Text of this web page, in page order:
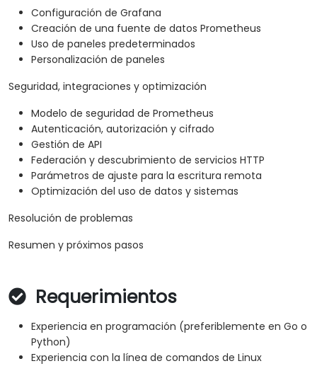
Configuración de Grafana
Creación de una fuente de datos Prometheus
Uso de paneles predeterminados
Personalización de paneles
Seguridad, integraciones y optimización
Modelo de seguridad de Prometheus
Autenticación, autorización y cifrado
Gestión de API
Federación y descubrimiento de servicios HTTP
Parámetros de ajuste para la escritura remota
Optimización del uso de datos y sistemas
Resolución de problemas
Resumen y próximos pasos
Requerimientos
Experiencia en programación (preferiblemente en Go o
Python)
Experiencia con la línea de comandos de Linux